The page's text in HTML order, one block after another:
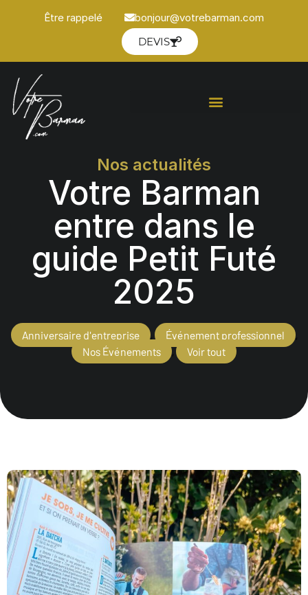
Être rappelé
bonjour@votrebarman.com
DEVIS
Nos actualités
Votre Barman
entre dans le
guide Petit Futé
2025
Anniversaire d'entreprise , Événement professionnel
,
Nos Événements
, Voir tout